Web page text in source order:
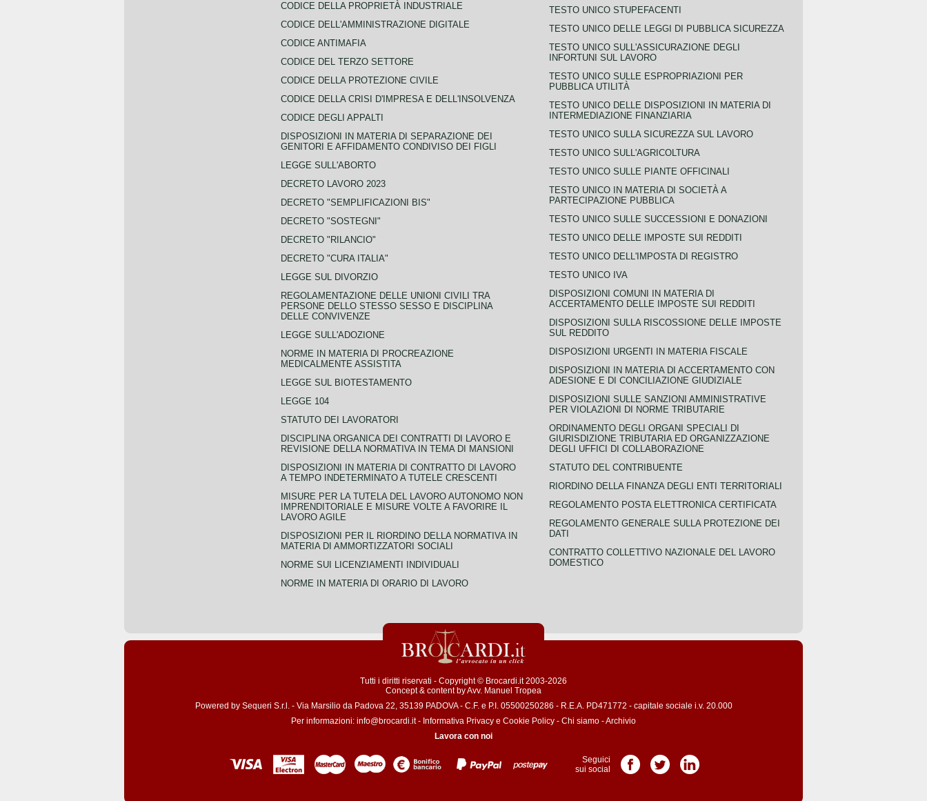
CODICE DELLA PROPRIETÀ INDUSTRIALE
CODICE DELL'AMMINISTRAZIONE DIGITALE
CODICE ANTIMAFIA
CODICE DEL TERZO SETTORE
CODICE DELLA PROTEZIONE CIVILE
CODICE DELLA CRISI D'IMPRESA E DELL'INSOLVENZA
CODICE DEGLI APPALTI
DISPOSIZIONI IN MATERIA DI SEPARAZIONE DEI
GENITORI E AFFIDAMENTO CONDIVISO DEI FIGLI
LEGGE SULL'ABORTO
DECRETO LAVORO 2023
DECRETO "SEMPLIFICAZIONI BIS"
DECRETO "SOSTEGNI"
DECRETO "RILANCIO"
DECRETO "CURA ITALIA"
LEGGE SUL DIVORZIO
REGOLAMENTAZIONE DELLE UNIONI CIVILI TRA
PERSONE DELLO STESSO SESSO E DISCIPLINA
DELLE CONVIVENZE
LEGGE SULL'ADOZIONE
NORME IN MATERIA DI PROCREAZIONE
MEDICALMENTE ASSISTITA
LEGGE SUL BIOTESTAMENTO
LEGGE 104
STATUTO DEI LAVORATORI
DISCIPLINA ORGANICA DEI CONTRATTI DI LAVORO E
REVISIONE DELLA NORMATIVA IN TEMA DI MANSIONI
DISPOSIZIONI IN MATERIA DI CONTRATTO DI LAVORO
A TEMPO INDETERMINATO A TUTELE CRESCENTI
MISURE PER LA TUTELA DEL LAVORO AUTONOMO NON
IMPRENDITORIALE E MISURE VOLTE A FAVORIRE IL
LAVORO AGILE
DISPOSIZIONI PER IL RIORDINO DELLA NORMATIVA IN
MATERIA DI AMMORTIZZATORI SOCIALI
NORME SUI LICENZIAMENTI INDIVIDUALI
NORME IN MATERIA DI ORARIO DI LAVORO
TESTO UNICO STUPEFACENTI
TESTO UNICO DELLE LEGGI DI PUBBLICA SICUREZZA
TESTO UNICO SULL'ASSICURAZIONE DEGLI
INFORTUNI SUL LAVORO
TESTO UNICO SULLE ESPROPRIAZIONI PER
PUBBLICA UTILITÀ
TESTO UNICO DELLE DISPOSIZIONI IN MATERIA DI
INTERMEDIAZIONE FINANZIARIA
TESTO UNICO SULLA SICUREZZA SUL LAVORO
TESTO UNICO SULL'AGRICOLTURA
TESTO UNICO SULLE PIANTE OFFICINALI
TESTO UNICO IN MATERIA DI SOCIETÀ A
PARTECIPAZIONE PUBBLICA
TESTO UNICO SULLE SUCCESSIONI E DONAZIONI
TESTO UNICO DELLE IMPOSTE SUI REDDITI
TESTO UNICO DELL'IMPOSTA DI REGISTRO
TESTO UNICO IVA
DISPOSIZIONI COMUNI IN MATERIA DI
ACCERTAMENTO DELLE IMPOSTE SUI REDDITI
DISPOSIZIONI SULLA RISCOSSIONE DELLE IMPOSTE
SUL REDDITO
DISPOSIZIONI URGENTI IN MATERIA FISCALE
DISPOSIZIONI IN MATERIA DI ACCERTAMENTO CON
ADESIONE E DI CONCILIAZIONE GIUDIZIALE
DISPOSIZIONI SULLE SANZIONI AMMINISTRATIVE
PER VIOLAZIONI DI NORME TRIBUTARIE
ORDINAMENTO DEGLI ORGANI SPECIALI DI
GIURISDIZIONE TRIBUTARIA ED ORGANIZZAZIONE
DEGLI UFFICI DI COLLABORAZIONE
STATUTO DEL CONTRIBUENTE
RIORDINO DELLA FINANZA DEGLI ENTI TERRITORIALI
REGOLAMENTO POSTA ELETTRONICA CERTIFICATA
REGOLAMENTO GENERALE SULLA PROTEZIONE DEI
DATI
CONTRATTO COLLETTIVO NAZIONALE DEL LAVORO
DOMESTICO
Tutti i diritti riservati - Copyright © Brocardi.it 2003-2026
Concept & content byAvv. Manuel Tropea
Powered by Sequeri S.r.l. - Via Marsilio da Padova 22, 35139 PADOVA - C.F. e P.I. 05500250286 - R.E.A. PD471772 - capitale sociale i.v. 20.000
Per informazioni: info@brocardi.it- Informativa Privacy e Cookie Policy - Chi siamo -Archivio
Lavora con noi
Seguici
sui social
Pagina Facebook
Pagina TwitterPagina LinkedIn